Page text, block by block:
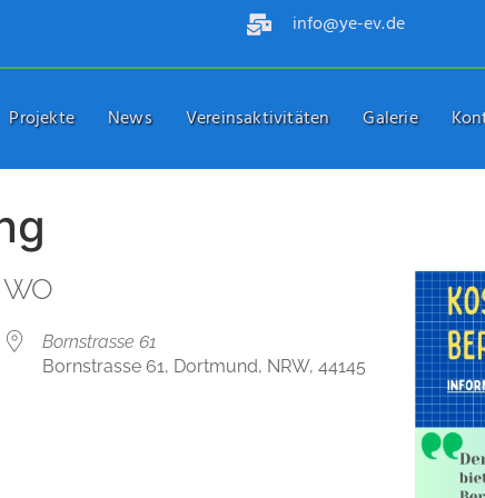
info@ye-ev.de
Projekte News Vereinsaktivitäten Galerie
WO
Bornstrasse 61
Bornstrasse 61, Dortmund, NRW, 44145